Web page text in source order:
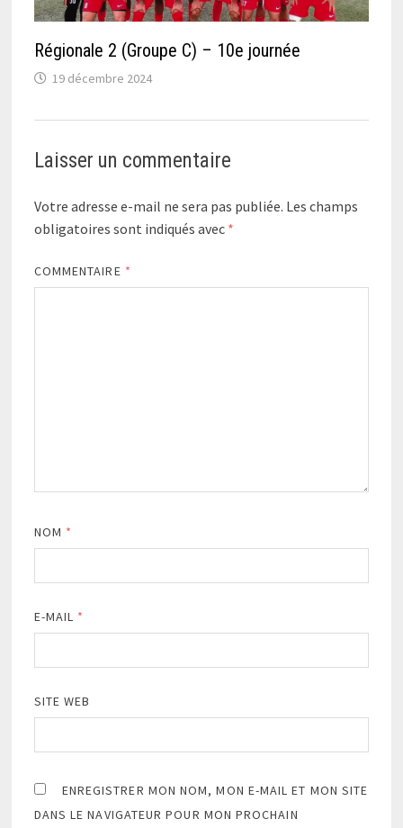
Régionale 2 (Groupe C) – 10e journée
19 décembre 2024
Laisser un commentaire
Votre adresse e-mail ne sera pas publiée. Les champs
obligatoires sont indiqués avec *
COMMENTAIRE *
NOM *
E-MAIL *
SITE WEB
ENREGISTRER MON NOM, MON E-MAIL ET MON SITE
DANS LE NAVIGATEUR POUR MON PROCHAIN